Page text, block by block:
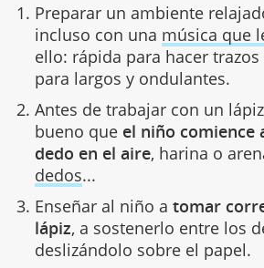
Preparar un ambiente
incluso con una música que
ello: rápida para hacer
para largos y ondulantes.
Antes de trabajar con un
bueno que el niño comience
dedo en el aire, harina o
dedos...
Enseñar al niño a tomar
lápiz, a sostenerlo entre los
deslizándolo sobre el papel.